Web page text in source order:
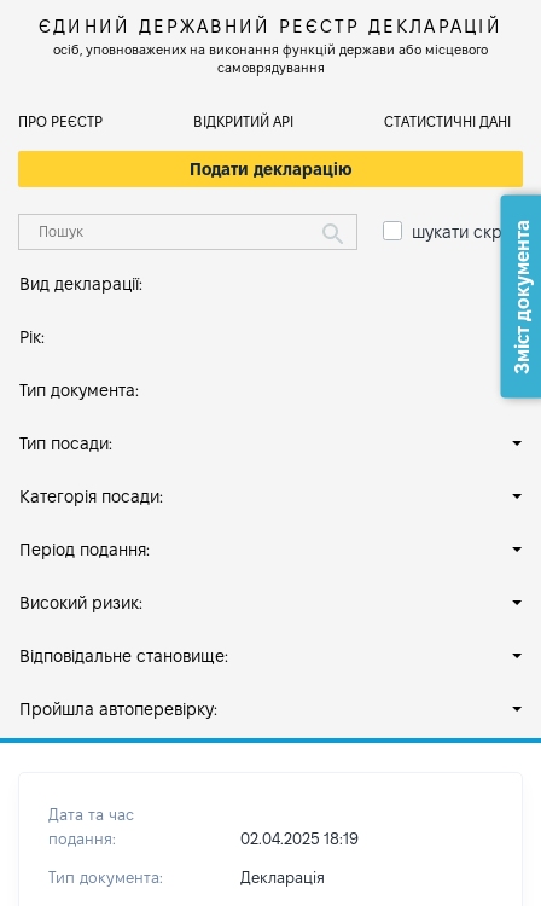
ЄДИНИЙ ДЕРЖАВНИЙ РЕЄСТР ДЕКЛАРАЦІЙ
осіб, уповноважених на виконання функцій держави або місцевого
самоврядування
ПРО РЕЄСТР ВІДКРИТИЙ АРІ СТАТИСТИЧНІ ДАНІ
Подати декларацію
шукати скрізь
Вид декларації:
Рік:
Тип документа:
Тип посади:
Категорія посади:
Період подання:
Високий ризик:
Відповідальне становище:
Пройшла автоперевірку:
Дата та час
подання:
02.04.2025 18:19
Тип документа: Декларація
Зміст документа